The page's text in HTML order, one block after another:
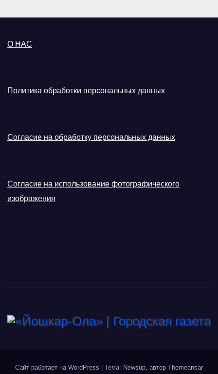
О НАС
Политика обработки персональных данных
Согласие на обработку персональных данных
Согласие на использование фотографического
изображения
Сайт работает на WordPress Тема: Newsup, автор Themeansar